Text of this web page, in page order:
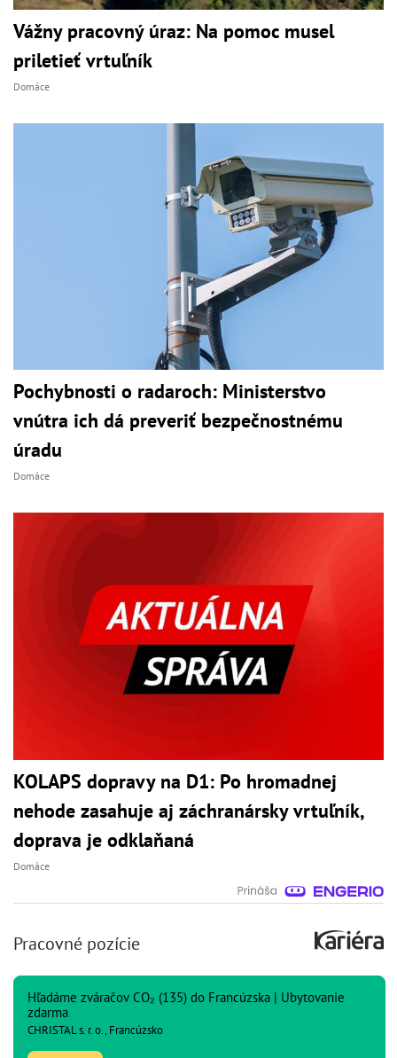
Vážny pracovný úraz: Na pomoc musel
priletieť vrtuľník
Domáce
Pochybnosti o radaroch: Ministerstvo
vnútra ich dá preveriť bezpečnostnému
úradu
Domáce
KOLAPS dopravy na D1: Po hromadnej
nehode zasahuje aj záchranársky vrtuľník,
doprava je odklaňaná
Domáce
Pracovné pozície
Hľadáme zváračov CO₂ (135) do Francúzska | Ubytovanie
zdarma
CHRISTAL s. r. o., Francúzsko